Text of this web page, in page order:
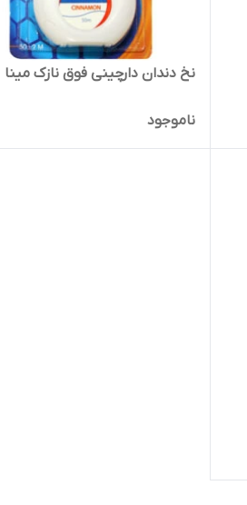
نخ دندان دارچینی فوق نازک مینا
ناموجود